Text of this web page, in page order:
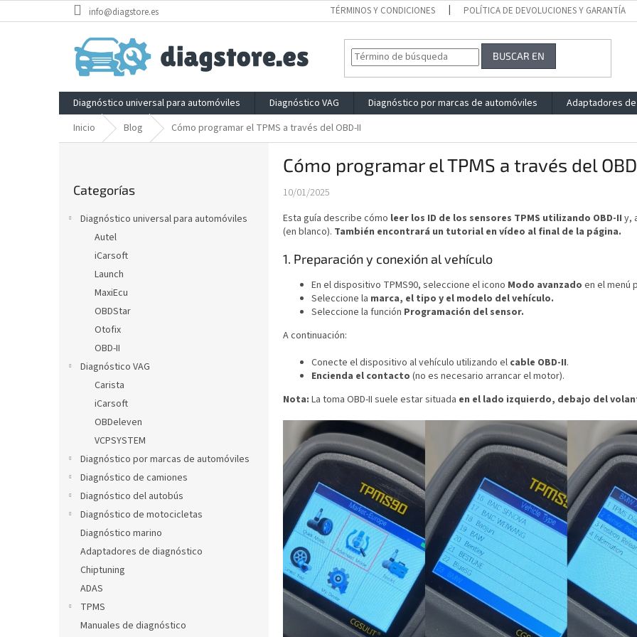
al
info@diagstore.es TÉRMINOS Y CONDICIONES POLÍTICA DE DEVOLUCIONES Y GARANTÍA
BUSCAR EN
Diagnóstico universal para automóviles Diagnóstico VAG Diagnóstico por marcas de automóviles
Adaptadores
Inicio
Blog Cómo programar el TPMS a través del OBD-II
categorías
Categorías
Diagnóstico universal para automóviles
Autel
iCarsoft
Launch
MaxiEcu
OBDStar
Otofix
OBD-II
Diagnóstico VAG
Carista
iCarsoft
OBDeleven
VCPSYSTEM
Diagnóstico por marcas de automóviles
Diagnóstico de camiones
Diagnóstico del autobús
Diagnóstico de motocicletas
Diagnóstico marino
Adaptadores de diagnóstico
Chiptuning
ADAS
TPMS
Manuales de diagnóstico
Cómo programar el TPMS a través del
10/01/2025
Esta guía describe cómo leer los ID de los sensores TPMS utilizando OBD-II y,
(en blanco). También encontrará un tutorial en vídeo al final de la página.
1. Preparación y conexión al vehículo
En el dispositivo TPMS90, seleccione el icono Modo avanzado en el menú
Seleccione la marca, el tipo y el modelo del vehículo.
Seleccione la función Programación del sensor.
A continuación:
Conecte el dispositivo al vehículo utilizando el cable OBD-II.
Encienda el contacto (no es necesario arrancar el motor).
Nota: La toma OBD-II suele estar situada en el lado izquierdo, debajo del